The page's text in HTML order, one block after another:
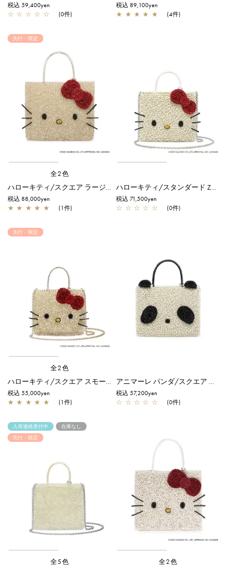
税込 59,400yen
☆ ☆ ☆ ☆ ☆ (0件)
税込 89,100yen
★ ★ ★ ★ ★ (4件)
先行・限定
全2色
ハローキティ/スクエア ラージ/シルバーゴールド【オンラインストア先行販売カラー】
税込 88,000yen
★ ★ ★ ★ ★ (1件)
ハローキティ/スタンダード Z/マットホワイト
税込 71,500yen
☆ ☆ ☆ ☆ ☆ (0件)
先行・限定
全2色
税込 55,000yen
★ ★ ★ ★ ★ (1件)
税込 57,200yen
☆ ☆ ☆ ☆ ☆ (0件)
入荷連絡受付中
在庫なし
先行・限定
全5色 全2色